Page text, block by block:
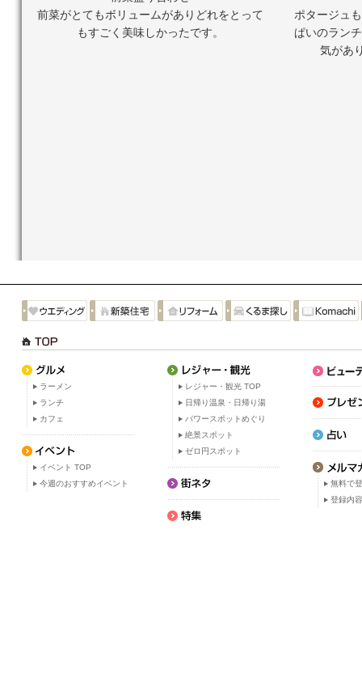
前菜がとてもボリュームがありどれをとって
もすごく美味しかったです。
ポタージュ
ぱいのラン
気があ
ラーメン
ランチ
カフェ
イベント TOP
今週のおすすめイベント
レジャー・観光 TOP
日帰り温泉・日帰り湯
パワースポットめぐり
絶景スポット
ゼロ円スポット
無料で
登録内